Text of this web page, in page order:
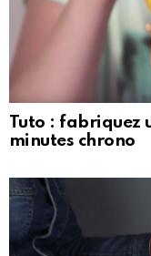
Tuto : fabriquez
minutes chrono